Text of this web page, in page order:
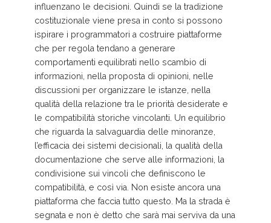
influenzano le decisioni. Quindi se la tradizione
costituzionale viene presa in conto si possono
ispirare i programmatori a costruire piattaforme
che per regola tendano a generare
comportamenti equilibrati nello scambio di
informazioni, nella proposta di opinioni, nelle
discussioni per organizzare le istanze, nella
qualità della relazione tra le priorità desiderate e
le compatibilità storiche vincolanti. Un equilibrio
che riguarda la salvaguardia delle minoranze,
l’efficacia dei sistemi decisionali, la qualità della
documentazione che serve alle informazioni, la
condivisione sui vincoli che definiscono le
compatibilità, e così via. Non esiste ancora una
piattaforma che faccia tutto questo. Ma la strada è
segnata e non è detto che sarà mai serviva da una